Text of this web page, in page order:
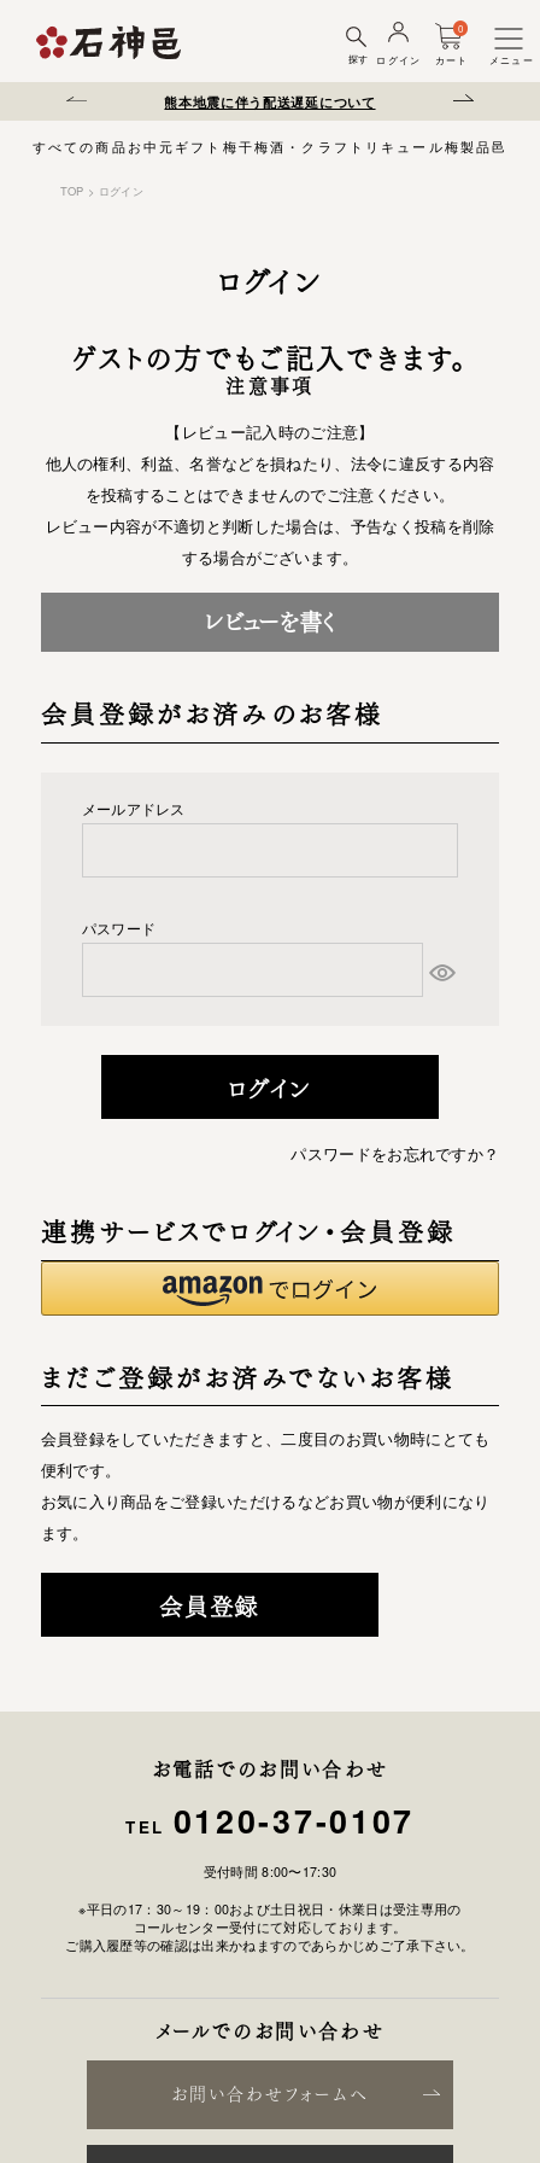
探す ログイン カート
0
メニュー
熊本地震に伴う配送遅延について 夏季休業のお知
すべての商品 お中元 ギフト 梅干梅酒・クラフトリキュール梅製品邑じ
TOP ログイン
ログイン
ゲストの方でもご記入できます。
注意事項
【レビュー記入時のご注意】
他人の権利、利益、名誉などを損ねたり、法令に違反する内容
を投稿することはできませんのでご注意ください。
レビュー内容が不適切と判断した場合は、予告なく投稿を削除
する場合がございます。
レビューを書く
会員登録がお済みのお客様
メールアドレス
パスワード
ログイン
パスワードをお忘れですか？
連携サービスでログイン・会員登録
まだご登録がお済みでないお客様
会員登録をしていただきますと、二度目のお買い物時にとても
便利です。
お気に入り商品をご登録いただけるなどお買い物が便利になり
ます。
会員登録
お電話でのお問い合わせ
TEL 0120-37-0107
受付時間 8:00〜17:30
※平日の17：30～19：00および土日祝日・休業日は受注専用の
コールセンター受付にて対応しております。
ご購入履歴等の確認は出来かねますのであらかじめご了承下さい。
メールでのお問い合わせ
お問い合わせフォームへ